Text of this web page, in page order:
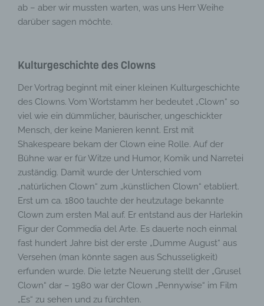
ab – aber wir mussten warten, was uns Herr Weihe
darüber sagen möchte.
Kulturgeschichte des Clowns
Der Vortrag beginnt mit einer kleinen Kulturgeschichte
des Clowns. Vom Wortstamm her bedeutet „Clown“ so
viel wie ein dümmlicher, bäurischer, ungeschickter
Mensch, der keine Manieren kennt. Erst mit
Shakespeare bekam der Clown eine Rolle. Auf der
Bühne war er für Witze und Humor, Komik und Narretei
zuständig. Damit wurde der Unterschied vom
„natürlichen Clown“ zum „künstlichen Clown“ etabliert.
Erst um ca. 1800 tauchte der heutzutage bekannte
Clown zum ersten Mal auf. Er entstand aus der Harlekin
Figur der Commedia del Arte. Es dauerte noch einmal
fast hundert Jahre bist der erste „Dumme August“ aus
Versehen (man könnte sagen aus Schusseligkeit)
erfunden wurde. Die letzte Neuerung stellt der „Grusel
Clown“ dar – 1980 war der Clown „Pennywise“ im Film
„Es“ zu sehen und zu fürchten.